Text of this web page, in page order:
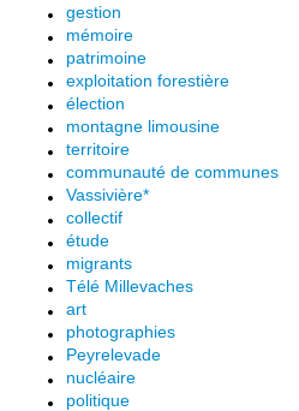
gestion
mémoire
patrimoine
exploitation forestière
élection
montagne limousine
territoire
communauté de communes
Vassivière*
collectif
étude
migrants
Télé Millevaches
art
photographies
Peyrelevade
nucléaire
politique